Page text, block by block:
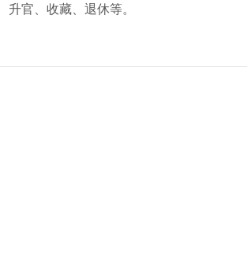
升官、收藏、退休等。